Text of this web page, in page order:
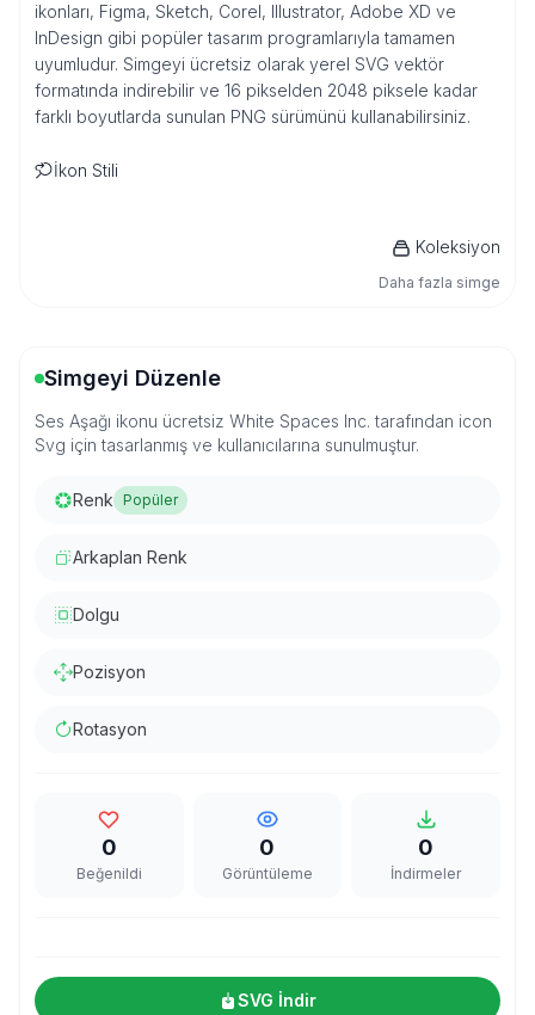
ikonları, Figma, Sketch, Corel, Illustrator, Adobe XD ve
InDesign gibi popüler tasarım programlarıyla tamamen
uyumludur. Simgeyi ücretsiz olarak yerel SVG vektör
formatında indirebilir ve 16 pikselden 2048 piksele kadar
farklı boyutlarda sunulan PNG sürümünü kullanabilirsiniz.
İkon Stili
Koleksiyon
Daha fazla simge
Simgeyi Düzenle
Ses Aşağı ikonu ücretsiz White Spaces Inc. tarafından icon
Svg için tasarlanmış ve kullanıcılarına sunulmuştur.
Renk Popüler
Arkaplan Renk
Dolgu
Pozisyon
Rotasyon
0
Beğenildi
0
Görüntüleme
0
İndirmeler
SVG İndir